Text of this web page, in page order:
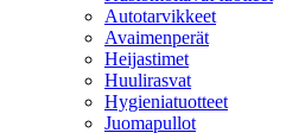
Autotarvikkeet
Avaimenperät
Heijastimet
Huulirasvat
Hygieniatuotteet
Juomapullot